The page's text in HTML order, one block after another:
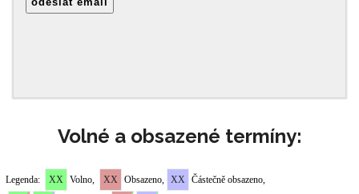
Volné a obsazené termíny: